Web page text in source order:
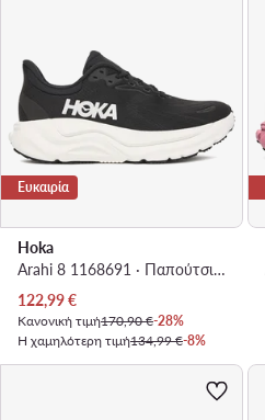
Ευκαιρία
Hoka
Arahi 8 1168691 · Παπούτσια για Τρέξιμο
Τρέχουσα τιμή
122,99€
Κανονική τιμή170,90 €-28%
Η χαμηλότερη τιμή134,99 €-8%